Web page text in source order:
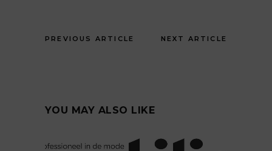
PREVIOUS ARTICLE NEXT ARTICLE
YOU MAY ALSO LIKE